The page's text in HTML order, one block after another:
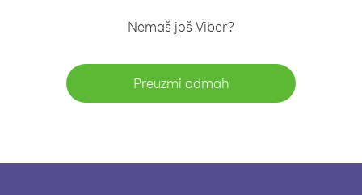
Nemaš još Viber?
Preuzmi odmah